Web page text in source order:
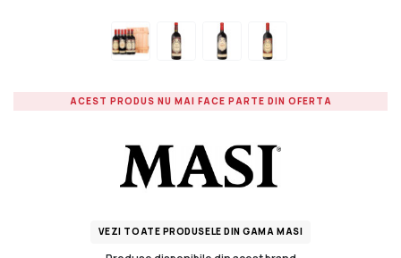
ACEST PRODUS NU MAI FACE PARTE DIN OFERTA
VEZI TOATE PRODUSELE DIN GAMA MASI